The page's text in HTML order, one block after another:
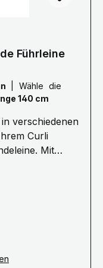
Führleine
140 cm
verschiedenen
Mit
My Curli
Länge von
oder 1.5cm.
bis